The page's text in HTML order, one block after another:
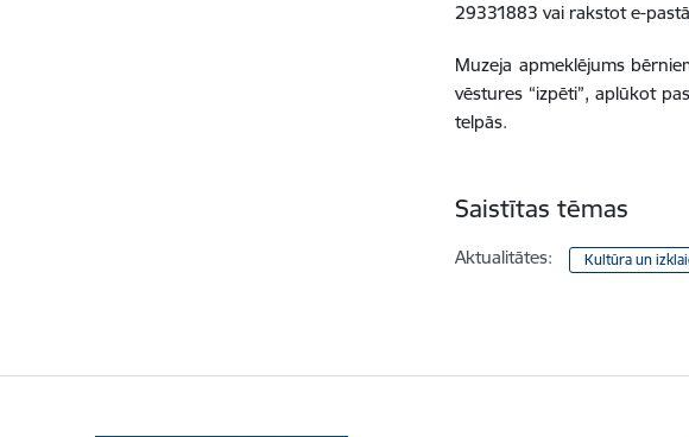
29331883 vai rakstot e-
Muzeja apmeklējums
vēstures “izpēti”, aplūkot
telpās.
Saistītas tēmas
Aktualitātes: Kultūra un